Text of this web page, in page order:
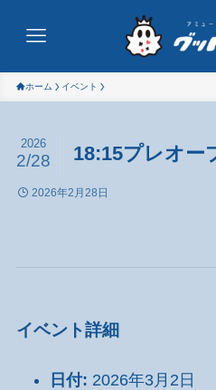
ホーム イベント
18:15プレオー
2026
2/28
2026年2月28日
イベント詳細
日付: 2026年3月2日